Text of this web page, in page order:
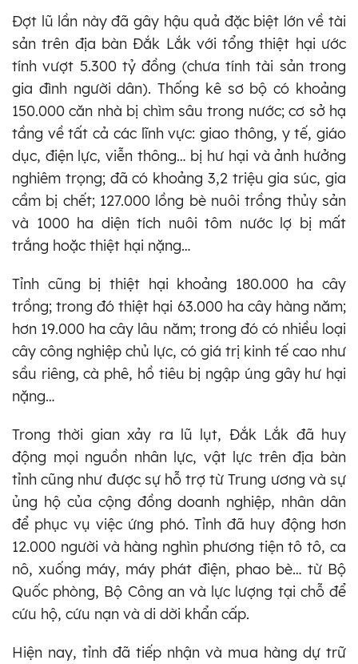
Đợt lũ lần này đã gây hậu quả đặc biệt lớn về tài
sản trên địa bàn Đắk Lắk với tổng thiệt hại ước
tính vượt 5.300 tỷ đồng (chưa tính tài sản trong
gia đình người dân). Thống kê sơ bộ có khoảng
150.000 căn nhà bị chìm sâu trong nước; cơ sở hạ
tầng về tất cả các lĩnh vực: giao thông, y tế, giáo
dục, điện lực, viễn thông… bị hư hại và ảnh hưởng
nghiêm trọng; đã có khoảng 3,2 triệu gia súc, gia
cầm bị chết; 127.000 lồng bè nuôi trồng thủy sản
và 1000 ha diện tích nuôi tôm nước lợ bị mất
trắng hoặc thiệt hại nặng…
Tỉnh cũng bị thiệt hại khoảng 180.000 ha cây
trồng; trong đó thiệt hại 63.000 ha cây hàng năm;
hơn 19.000 ha cây lâu năm; trong đó có nhiều loại
cây công nghiệp chủ lực, có giá trị kinh tế cao như
sầu riêng, cà phê, hồ tiêu bị ngập úng gây hư hại
nặng…
Trong thời gian xảy ra lũ lụt, Đắk Lắk đã huy
động mọi nguồn nhân lực, vật lực trên địa bàn
tỉnh cũng như được sự hỗ trợ từ Trung ương và sự
ủng hộ của cộng đồng doanh nghiệp, nhân dân
để phục vụ việc ứng phó. Tỉnh đã huy động hơn
12.000 người và hàng nghìn phương tiện tô tô, ca
nô, xuống máy, máy phát điện, phao bè… từ Bộ
Quốc phòng, Bộ Công an và lực lượng tại chỗ để
cứu hộ, cứu nạn và di dời khẩn cấp.
Hiện nay, tỉnh đã tiếp nhận và mua hàng dự trữ